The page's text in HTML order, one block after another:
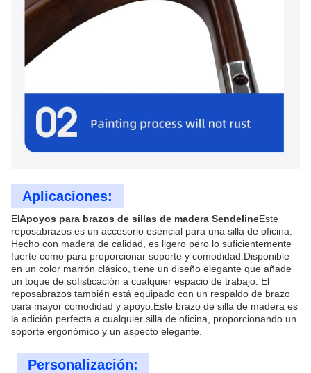
Aplicaciones:
ElApoyos para brazos de sillas de madera SendelineEste
reposabrazos es un accesorio esencial para una silla de oficina.
Hecho con madera de calidad, es ligero pero lo suficientemente
fuerte como para proporcionar soporte y comodidad.Disponible
en un color marrón clásico, tiene un diseño elegante que añade
un toque de sofisticación a cualquier espacio de trabajo. El
reposabrazos también está equipado con un respaldo de brazo
para mayor comodidad y apoyo.Este brazo de silla de madera es
la adición perfecta a cualquier silla de oficina, proporcionando un
soporte ergonómico y un aspecto elegante.
Personalización: